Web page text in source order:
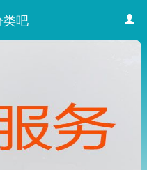
类吧